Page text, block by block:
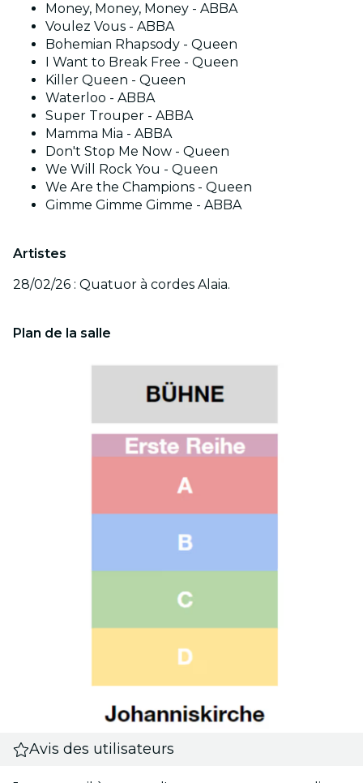
Money, Money, Money - ABBA
Voulez Vous - ABBA
Bohemian Rhapsody - Queen
I Want to Break Free - Queen
Killer Queen - Queen
Waterloo - ABBA
Super Trouper - ABBA
Mamma Mia - ABBA
Don't Stop Me Now - Queen
We Will Rock You - Queen
We Are the Champions - Queen
Gimme Gimme Gimme - ABBA
Artistes
28/02/26 : Quatuor à cordes Alaia.
Plan de la salle
Avis des utilisateurs